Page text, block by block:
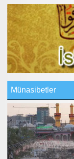
Münasibetler